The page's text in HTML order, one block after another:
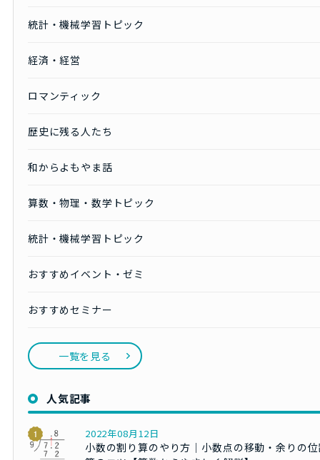
統計・機械学習トピック
経済・経営
ロマンティック
歴史に残る人たち
和からよもやま話
算数・物理・数学トピック
統計・機械学習トピック
おすすめイベント・ゼミ
おすすめセミナー
一覧を見る
人気記事
2022年08月12日
小数の割り算のやり方｜小数点の移動・余りの